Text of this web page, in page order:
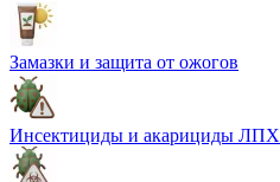
Замазки и защита от ожогов
Инсектициды и акарициды ЛПХ